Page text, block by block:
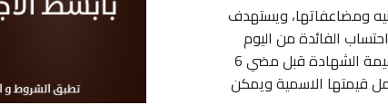
أن الشهادة الإدخارية الجديدة التي أصدرها البنك الأهلي تصدر بفئات 1000 جنيه ومضاعفاتها، ويستهدف
الفائدة من اليوم
التالي لشراء الشهادة مباشرة ويمكن الاقتراض بضمانها خلال المدة، ولا يجوز استرداد قيمة الشهادة قبل مضي 6
قيمتها الاسمية ويمكن